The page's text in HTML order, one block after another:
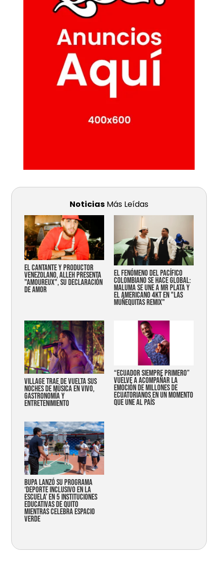
Noticias Más Leídas
EL CANTANTE Y PRODUCTOR
VENEZOLANO, ALLEH PRESENTA
"AMOUREUX", SU DECLARACIÓN
DE AMOR
EL FENÓMENO DEL PACÍFICO
COLOMBIANO SE HACE GLOBAL:
MALUMA SE UNE A MR PLATA Y
EL AMERICANO 4KT EN "LAS
MUÑEQUITAS REMIX"
Village trae de vuelta sus
noches de música en vivo,
gastronomía y
entretenimiento
“Ecuador siempre primero”
vuelve a acompañar la
emoción de millones de
ecuatorianos en un momento
que une al país
Bupa lanzó su programa
‘Deporte Inclusivo en la
Escuela’ en 5 instituciones
educativas de Quito
mientras celebra espacio
verde